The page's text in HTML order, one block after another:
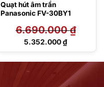
Quạt hút âm trần
Panasonic FV-30BY1
6.690.000₫
Giá
6.690.000 ₫.
5.352.000₫
Giá
5.352.000 ₫.